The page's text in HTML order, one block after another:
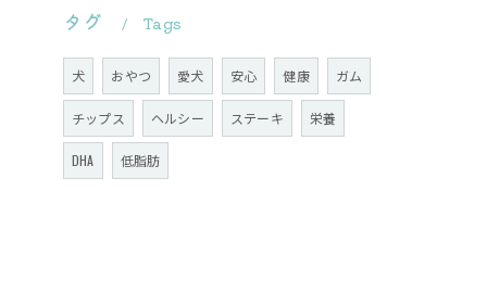
タグ Tags
犬 おやつ 愛犬 安心 健康 ガム
チップス ヘルシー ステーキ 栄養
DHA 低脂肪